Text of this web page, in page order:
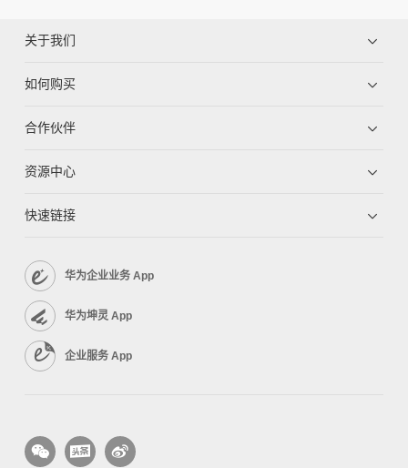
关于我们
如何购买
合作伙伴
资源中心
快速链接
华为企业业务 App
华为坤灵 App
企业服务 App